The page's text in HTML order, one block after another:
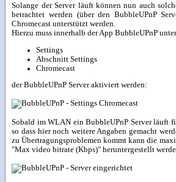
Solange der Server läuft können nun auch
betrachtet werden (über den BubbleUPnP
Chromecast unterstützt werden.
Hierzu muss innerhalb der App BubbleUPnP
Settings
Abschnitt Settings
Chromecast
der BubbleUPnP Server aktiviert werden:
Sobald im WLAN ein BubbleUPnP Server läuft
so dass hier noch weitere Angaben gemacht
zu Übertragungsproblemen kommt kann die
"Max video bitrate (Kbps)" heruntergestellt